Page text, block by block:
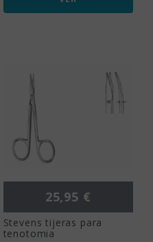
Precio
25,95 €
Stevens tijeras para
tenotomia